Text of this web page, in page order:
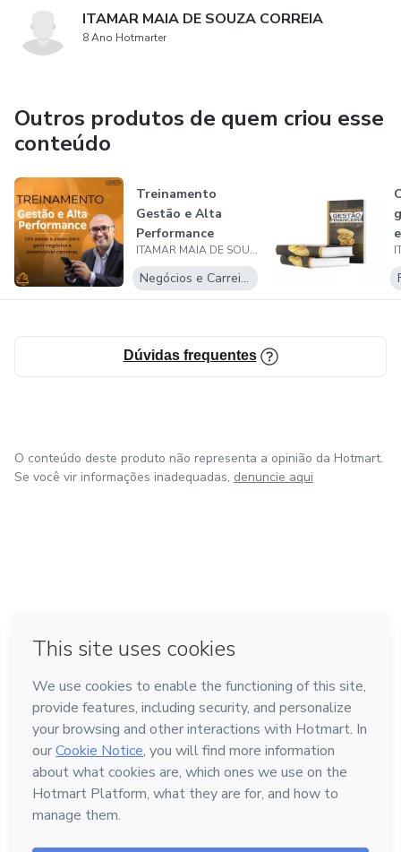
ITAMAR MAIA DE SOUZA CORREIA
8 Ano Hotmarter
Outros produtos de quem criou esse
conteúdo
Treinamento
Gestão e Alta
Performance
ITAMAR MAIA DE SOUZA CORREIA
Negócios e Carreira
Dúvidas frequentes
O conteúdo deste produto não representa a opinião da Hotmart.
Se você vir informações inadequadas, denuncie aqui
Feito com ❤ em Bogotá
Conheça a Hotmart
Idioma
Português